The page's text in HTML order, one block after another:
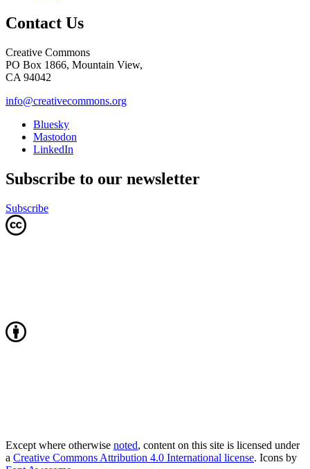
Contact Us
Creative Commons
PO Box 1866, Mountain View,
CA 94042
info@creativecommons.org
Bluesky
Mastodon
LinkedIn
Subscribe to our newsletter
Subscribe
Except where otherwise noted, content on this site is licensed under
a Creative Commons Attribution 4.0 International license. Icons by